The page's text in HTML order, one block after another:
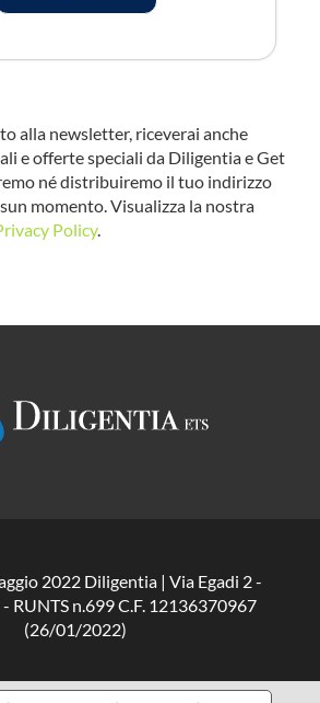
alla newsletter, riceverai anche
e offerte speciali da Diligentia e Get
né distribuiremo il tuo indirizzo
momento. Visualizza la nostra
Policy.
2022 Diligentia | Via Egadi 2 -
RUNTS n.699 C.F. 12136370967
(26/01/2022)